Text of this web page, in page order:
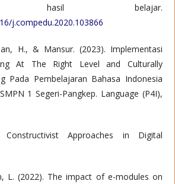
hasil belajar.
j.compedu.2020.103866
H., & Mansur. (2023). Implementasi
At The Right Level and Culturally
Pada Pembelajaran Bahasa Indonesia
1 Segeri-Pangkep. Language (P4I),
Approaches in Digital
L. (2022). The impact of e-modules on